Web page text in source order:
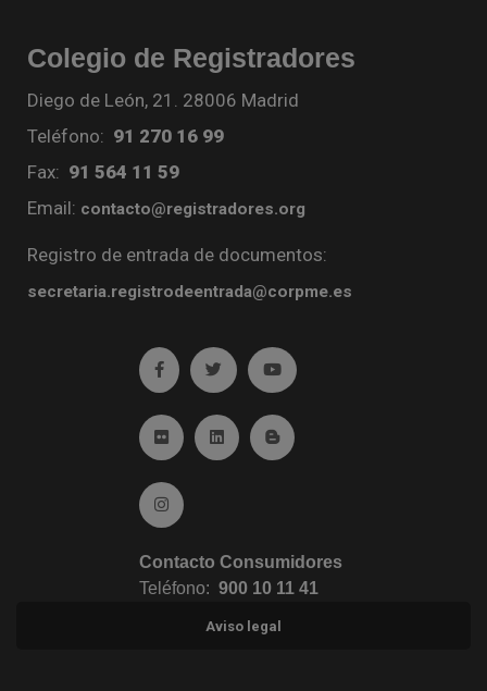
Colegio de Registradores
Diego de León, 21. 28006 Madrid
Teléfono: 91 270 16 99
Fax: 91 564 11 59
Email: contacto@registradores.org
Registro de entrada de documentos:
secretaria.registrodeentrada@corpme.es
Ir a facebook (abre en ventana nueva)
Ir a twitter (abre en ventana nueva)
Ir a YouTube (abre en
Ir a Flickr (abre en ventana nueva)
Ir a Linkedin (abre en ventana nueva)
Ir al Blog (abre en ventana
Ir a Instagram (abre en ventana nueva)
Contacto Consumidores
Teléfono: 900 10 11 41
Aviso legal